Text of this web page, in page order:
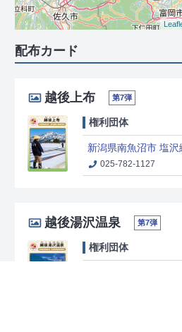
配布カード
越後上布 第7弾
権利団体
新潟県南魚沼市 塩
025-782-1127
越後湯沢温泉 第7弾
権利団体